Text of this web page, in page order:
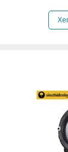
bằng hợp
đảm bảo đèn
phẩm từ : -10
bền, siêu
độ